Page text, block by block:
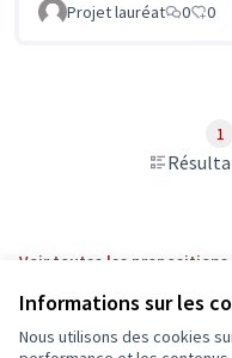
Informations sur les
Nous utilisons des cookies
Projet lauréat 0 0
1
Voir toutes les propositions
Conditions d'utilisation